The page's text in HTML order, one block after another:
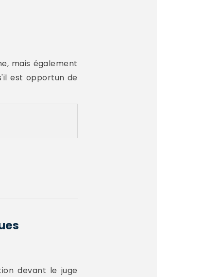
mais également
est opportun de
devant le juge